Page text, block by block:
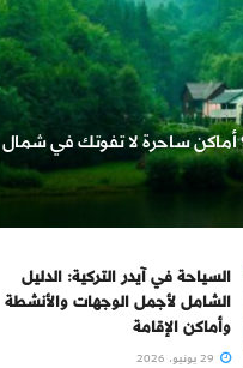
السياحة في ريزا: 9 أماكن ساحرة لا تفوتك في شمال
السياحة في آيدر التركية: الدليل
الشامل لأجمل الوجهات والأنشطة
وأماكن الإقامة